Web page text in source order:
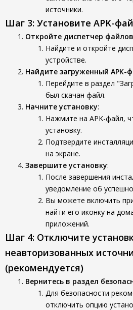
источники.
Шаг 3: Установите APK-
Откройте диспетчер файлов
Найдите и откройте
устройстве.
Найдите загруженный APK-
Перейдите в раздел
был скачан файл.
Начните установку:
Нажмите на APK-файл,
установку.
Подтвердите
на экране.
Завершите установку:
После завершения
уведомление об
Вы можете включить
найти его иконку на
приложений.
Шаг 4: Отключите
неавторизованных
(рекомендуется)
Вернитесь в раздел
Для безопасности
отключить опцию